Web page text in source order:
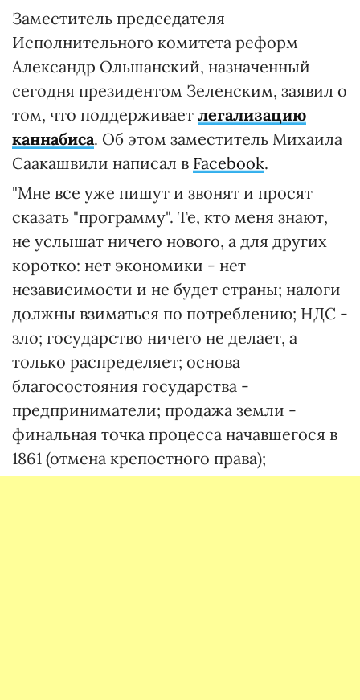
Заместитель председателя
Исполнительного комитета реформ
Александр Ольшанский, назначенный
сегодня президентом Зеленским, заявил о
том, что поддерживает легализацию
каннабиса. Об этом заместитель Михаила
Саакашвили написал в Facebook.
"Мне все уже пишут и звонят и просят
сказать "программу". Те, кто меня знают,
не услышат ничего нового, а для других
коротко: нет экономики - нет
независимости и не будет страны; налоги
должны взиматься по потреблению; НДС -
зло; государство ничего не делает, а
только распределяет; основа
благосостояния государства -
предприниматели; продажа земли -
финальная точка процесса начавшегося в
1861 (отмена крепостного права);